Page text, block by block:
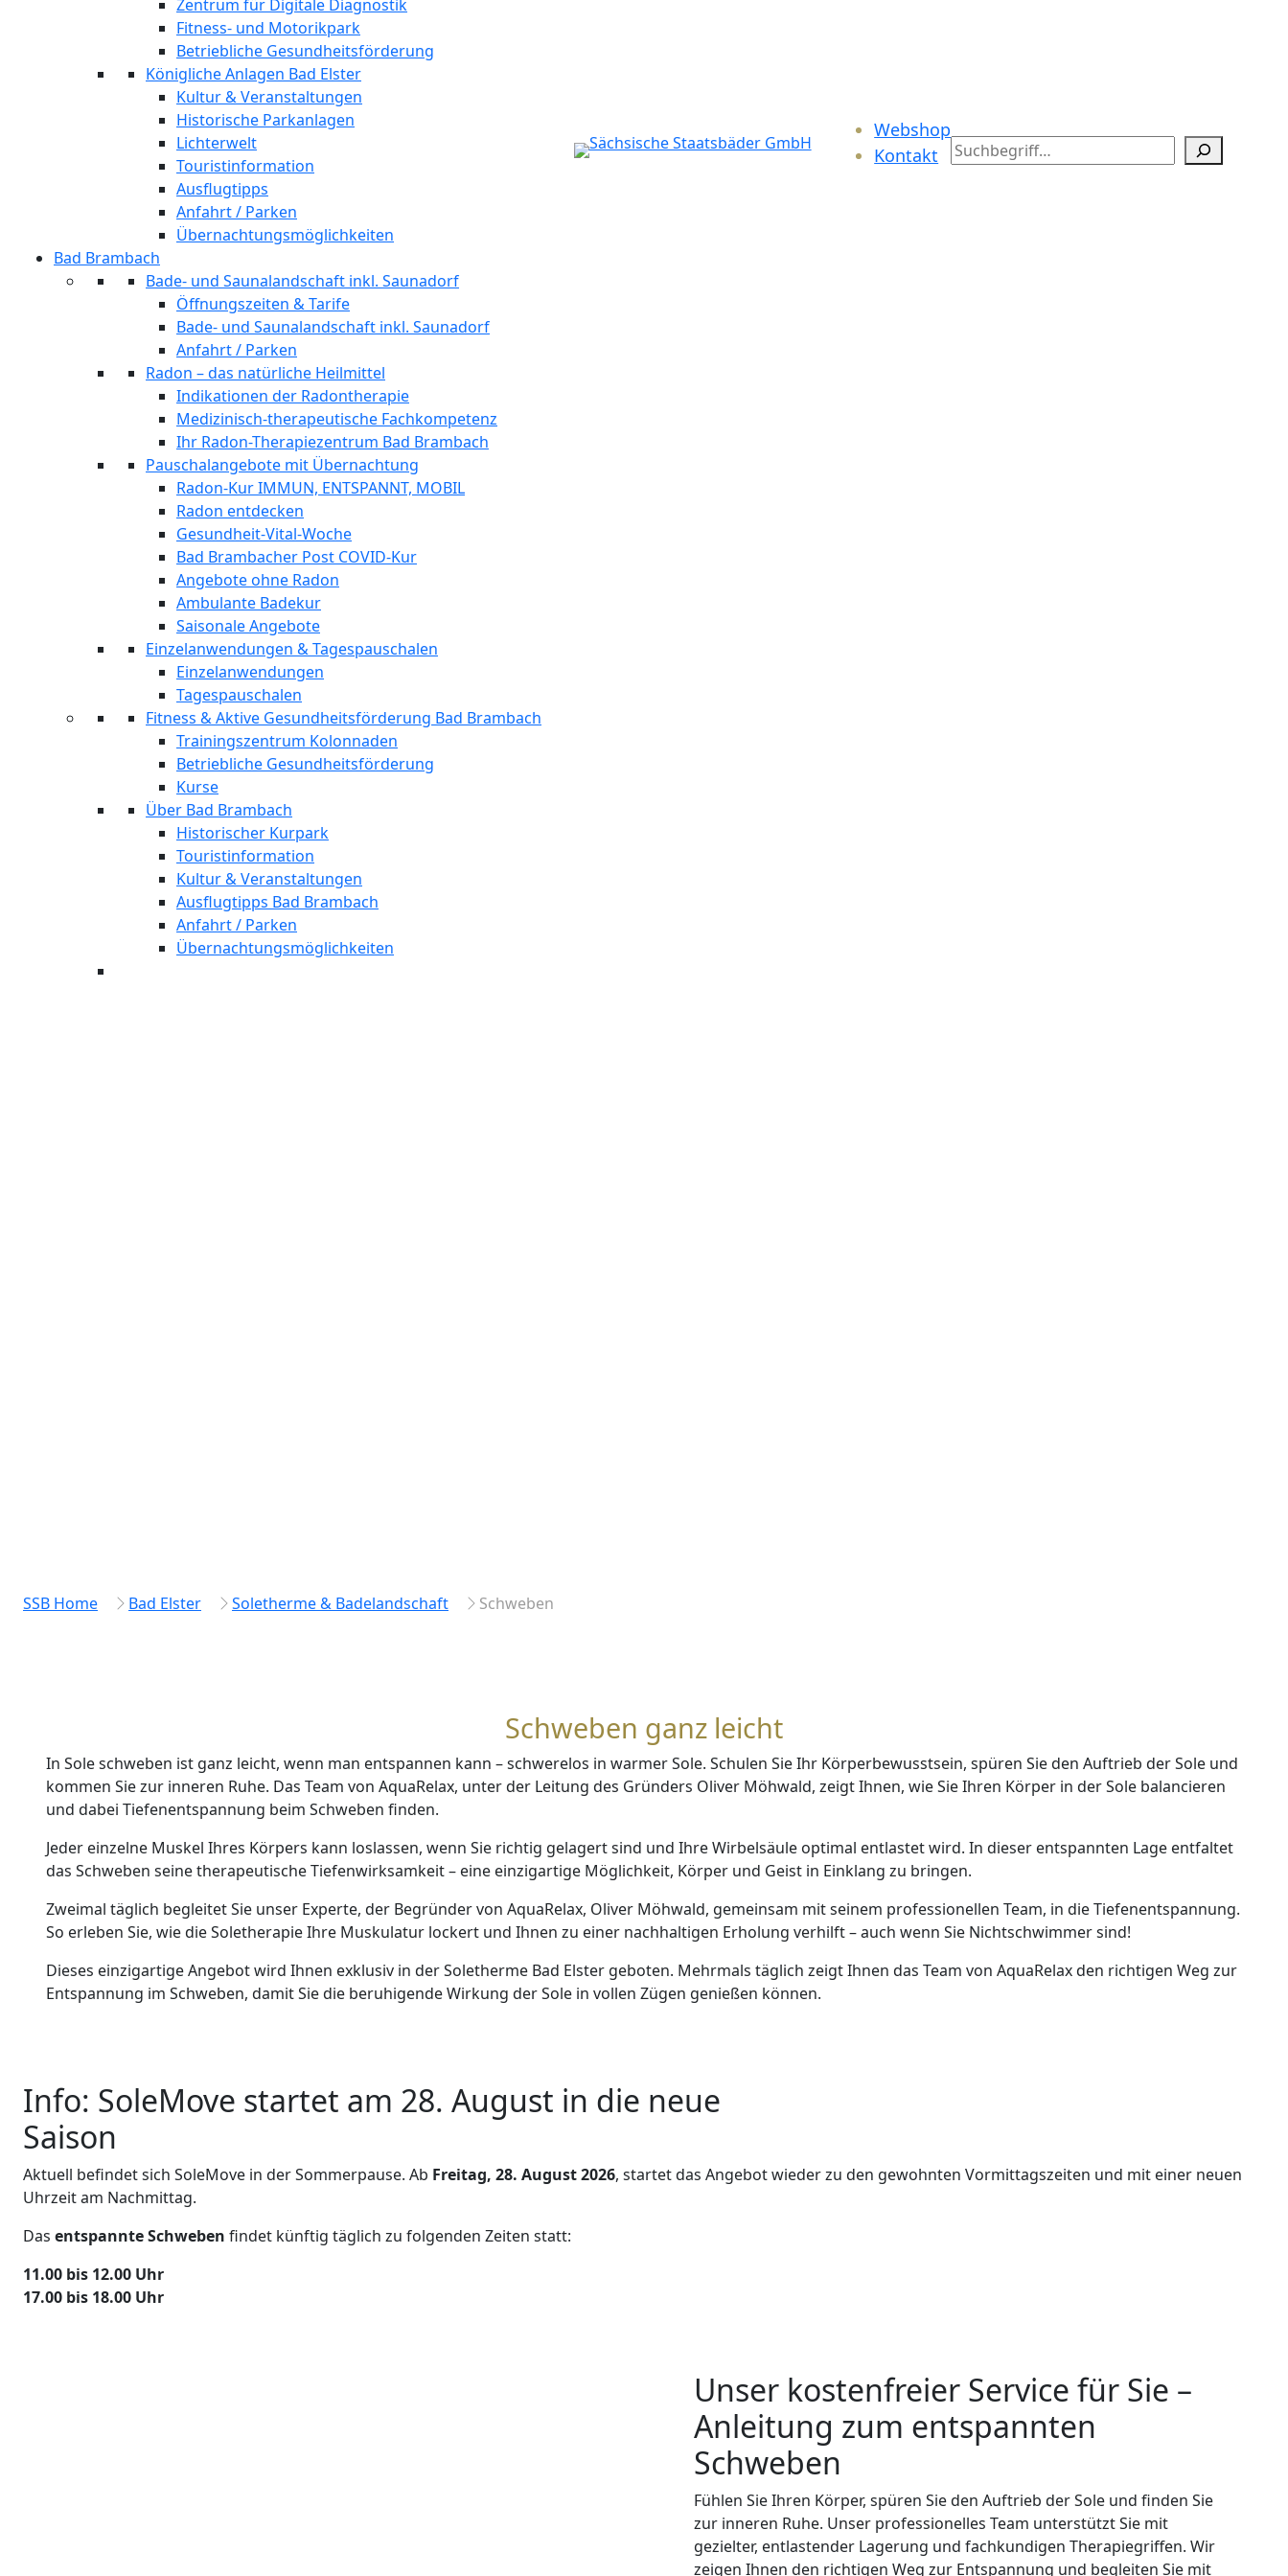
Zentrum für Digitale Diagnostik
Fitness- und Motorikpark
Betriebliche Gesundheitsförderung
Königliche Anlagen Bad Elster
Kultur & Veranstaltungen
Historische Parkanlagen
Lichterwelt
Touristinformation
Ausflugtipps
Anfahrt / Parken
Übernachtungsmöglichkeiten
Bad Brambach
Bade- und Saunalandschaft inkl. Saunadorf
Öffnungszeiten & Tarife
Bade- und Saunalandschaft inkl. Saunadorf
Anfahrt / Parken
Radon – das natürliche Heilmittel
Indikationen der Radontherapie
Medizinisch-therapeutische Fachkompetenz
Ihr Radon-Therapiezentrum Bad Brambach
Pauschalangebote mit Übernachtung
Radon-Kur IMMUN, ENTSPANNT, MOBIL
Radon entdecken
Gesundheit-Vital-Woche
Bad Brambacher Post COVID-Kur
Angebote ohne Radon
Ambulante Badekur
Saisonale Angebote
Einzelanwendungen & Tagespauschalen
Einzelanwendungen
Tagespauschalen
Fitness & Aktive Gesundheitsförderung Bad Brambach
Trainingszentrum Kolonnaden
Betriebliche Gesundheitsförderung
Kurse
Über Bad Brambach
Historischer Kurpark
Touristinformation
Kultur & Veranstaltungen
Ausflugtipps Bad Brambach
Anfahrt / Parken
Übernachtungsmöglichkeiten
Webshop
Kontakt
Search
SSB Home Bad Elster Soletherme & Badelandschaft Schweben
Schweben ganz leicht
In Sole schweben ist ganz leicht, wenn man entspannen kann – schwerelos in warmer Sole. Schulen Sie Ihr Körperbewusstsein, spüren Sie den Auftrieb der Sole und
kommen Sie zur inneren Ruhe. Das Team von AquaRelax, unter der Leitung des Gründers Oliver Möhwald, zeigt Ihnen, wie Sie Ihren Körper in der Sole balancieren
und dabei Tiefenentspannung beim Schweben finden.
Jeder einzelne Muskel Ihres Körpers kann loslassen, wenn Sie richtig gelagert sind und Ihre Wirbelsäule optimal entlastet wird. In dieser entspannten Lage entfaltet
das Schweben seine therapeutische Tiefenwirksamkeit – eine einzigartige Möglichkeit, Körper und Geist in Einklang zu bringen.
Zweimal täglich begleitet Sie unser Experte, der Begründer von AquaRelax, Oliver Möhwald, gemeinsam mit seinem professionellen Team, in die Tiefenentspannung.
So erleben Sie, wie die Soletherapie Ihre Muskulatur lockert und Ihnen zu einer nachhaltigen Erholung verhilft – auch wenn Sie Nichtschwimmer sind!
Dieses einzigartige Angebot wird Ihnen exklusiv in der Soletherme Bad Elster geboten. Mehrmals täglich zeigt Ihnen das Team von AquaRelax den richtigen Weg zur
Entspannung im Schweben, damit Sie die beruhigende Wirkung der Sole in vollen Zügen genießen können.
Info: SoleMove startet am 28. August in die neue
Saison
Aktuell befindet sich SoleMove in der Sommerpause. Ab Freitag, 28. August 2026, startet das Angebot wieder zu den gewohnten Vormittagszeiten und mit einer neuen
Uhrzeit am Nachmittag.
Das entspannte Schweben findet künftig täglich zu folgenden Zeiten statt:
11.00 bis 12.00 Uhr
17.00 bis 18.00 Uhr
Unser kostenfreier Service für Sie –
Anleitung zum entspannten
Schweben
Fühlen Sie Ihren Körper, spüren Sie den Auftrieb der Sole und finden Sie
zur inneren Ruhe. Unser professionelles Team unterstützt Sie mit
gezielter, entlastender Lagerung und fachkundigen Therapiegriffen. Wir
zeigen Ihnen den richtigen Weg zur Entspannung und begleiten Sie mit